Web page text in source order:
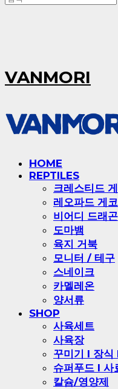
VANMORI
HOME
REPTILES
크레스티드
레오파드 게코
비어디 드래곤
도마뱀
육지 거북
모니터 / 테구
스네이크
카멜레온
양서류
SHOP
사육세트
사육장
꾸미기 l 장식
슈퍼푸드 l 사
칼슘/영양제